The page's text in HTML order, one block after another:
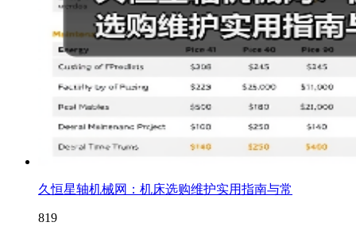
久恒星轴机械网：机床选购维护实用指南与常
819